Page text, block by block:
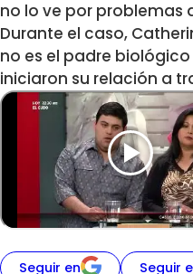
no lo ve por problemas
Durante el caso,
no es el padre
iniciaron su relación a
Seguir en Seguir